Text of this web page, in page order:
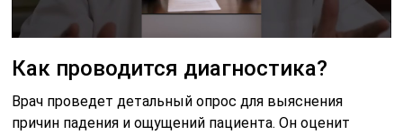
Как проводится диагностика?
Врач проведет детальный опрос для выяснения
причин падения и ощущений пациента. Он оценит